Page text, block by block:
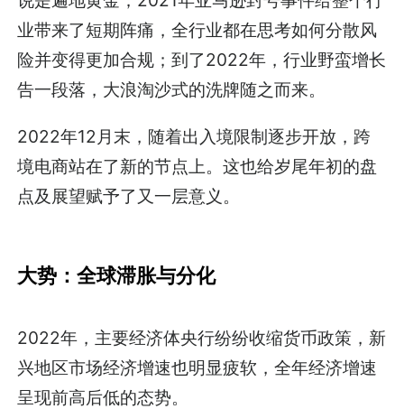
业带来了短期阵痛，全行业都在思考如何分散风
险并变得更加合规；到了2022年，行业野蛮增长
告一段落，大浪淘沙式的洗牌随之而来。
2022年12月末，随着出入境限制逐步开放，跨
境电商站在了新的节点上。这也给岁尾年初的盘
点及展望赋予了又一层意义。
大势：全球滞胀与分化
2022年，主要经济体央行纷纷收缩货币政策，新
兴地区市场经济增速也明显疲软，全年经济增速
呈现前高后低的态势。